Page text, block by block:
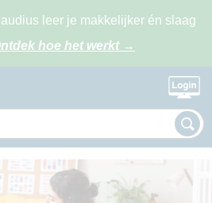
leer je makkelijker én slaag
hoe het werkt →